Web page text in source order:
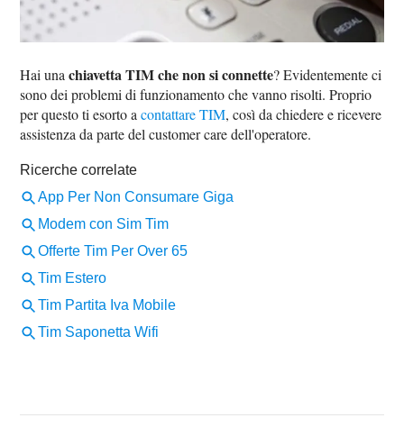
Hai unachiavetta TIM che non si connette? Evidentemente ci
sono dei problemi di funzionamento che vanno risolti. Proprio
per questo ti esorto acontattare TIM, così da chiedere e ricevere
assistenza da parte del customer care dell'operatore.